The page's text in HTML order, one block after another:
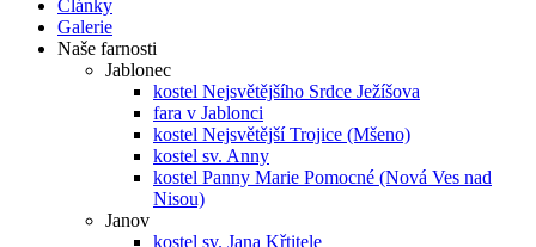
Články
Galerie
Naše farnosti
Jablonec
kostel Nejsvětějšího Srdce Ježíšova
fara v Jablonci
kostel Nejsvětější Trojice (Mšeno)
kostel sv. Anny
kostel Panny Marie Pomocné (Nová Ves nad
Nisou)
Janov
kostel sv. Jana Křtitele